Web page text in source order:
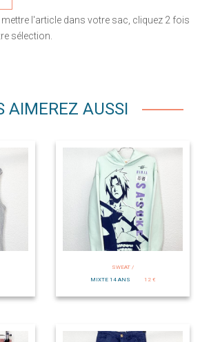
l'article dans votre sac, cliquez 2 fois
sélection.
AIMEREZ AUSSI
SWEAT /
MIXTE 14 ANS
12 €